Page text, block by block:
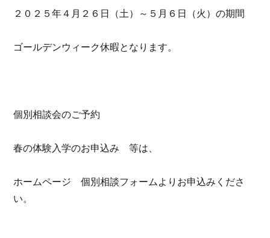
２０２５年４月２６日（土）～５月６日（火）の期間
ゴールデンウィーク休暇となります。
個別相談会のご予約
春の体験入学のお申込み 等は、
ホームページ 個別相談フォームよりお申込みくださ
い。